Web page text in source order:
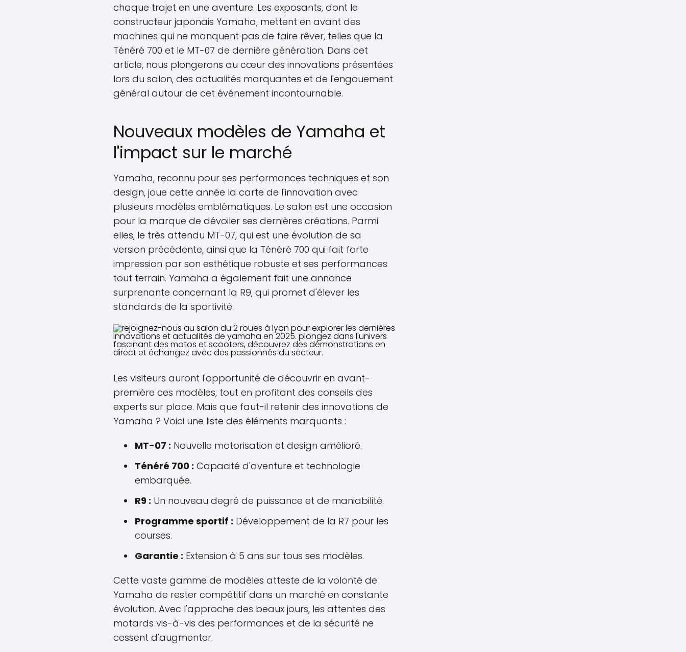
chaque trajet en une aventure. Les exposants, dont le
constructeur japonais Yamaha, mettent en avant des
machines qui ne manquent pas de faire rêver, telles que la
Ténéré 700 et le MT-07 de dernière génération. Dans cet
article, nous plongerons au cœur des innovations présentées
lors du salon, des actualités marquantes et de l'engouement
général autour de cet événement incontournable.
Nouveaux modèles de Yamaha et
l'impact sur le marché
Yamaha, reconnu pour ses performances techniques et son
design, joue cette année la carte de l'innovation avec
plusieurs modèles emblématiques. Le salon est une occasion
pour la marque de dévoiler ses dernières créations. Parmi
elles, le très attendu MT-07, qui est une évolution de sa
version précédente, ainsi que la Ténéré 700 qui fait forte
impression par son esthétique robuste et ses performances
tout terrain. Yamaha a également fait une annonce
surprenante concernant la R9, qui promet d'élever les
standards de la sportivité.
Les visiteurs auront l'opportunité de découvrir en avant-
première ces modèles, tout en profitant des conseils des
experts sur place. Mais que faut-il retenir des innovations de
Yamaha ? Voici une liste des éléments marquants :
MT-07 : Nouvelle motorisation et design amélioré.
Ténéré 700 : Capacité d'aventure et technologie
embarquée.
R9 : Un nouveau degré de puissance et de maniabilité.
Programme sportif : Développement de la R7 pour les
courses.
Garantie : Extension à 5 ans sur tous ses modèles.
Cette vaste gamme de modèles atteste de la volonté de
Yamaha de rester compétitif dans un marché en constante
évolution. Avec l'approche des beaux jours, les attentes des
motards vis-à-vis des performances et de la sécurité ne
cessent d'augmenter.